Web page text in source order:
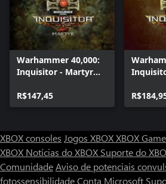
Warhammer 40,000:
Inquisitor - Martyr
Pack
R$147,45
XBOX consoles Jogos XBOXXBOX
XBOX Notícias do XBOX Suporte do
ComunidadeAviso de potenciais
fotossensibilidadeConta Microsoft